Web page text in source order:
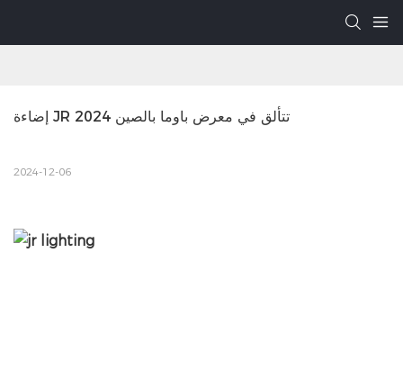
إضاءة JR تتألق في معرض باوما بالصين 2024
2024-12-06